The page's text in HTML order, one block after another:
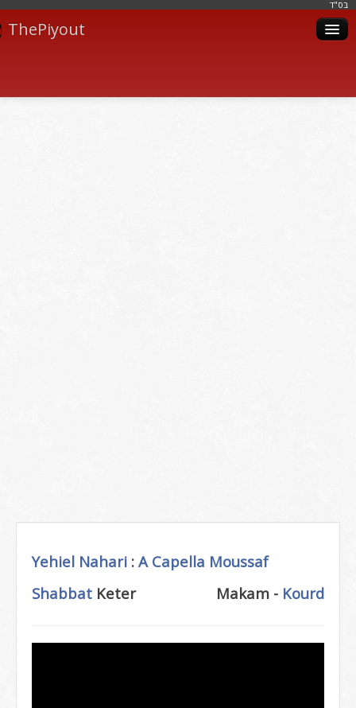
בּס"ד
ThePiyout
Yehiel Nahari : A Capella Moussaf
Shabbat
Makam - Kourd
Keter